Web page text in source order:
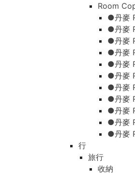
Room
●丹麥
●丹麥
●丹麥
●丹麥
●丹麥
●丹麥
●丹麥
●丹麥
●丹麥
●丹麥
●丹麥
行
旅行
收納